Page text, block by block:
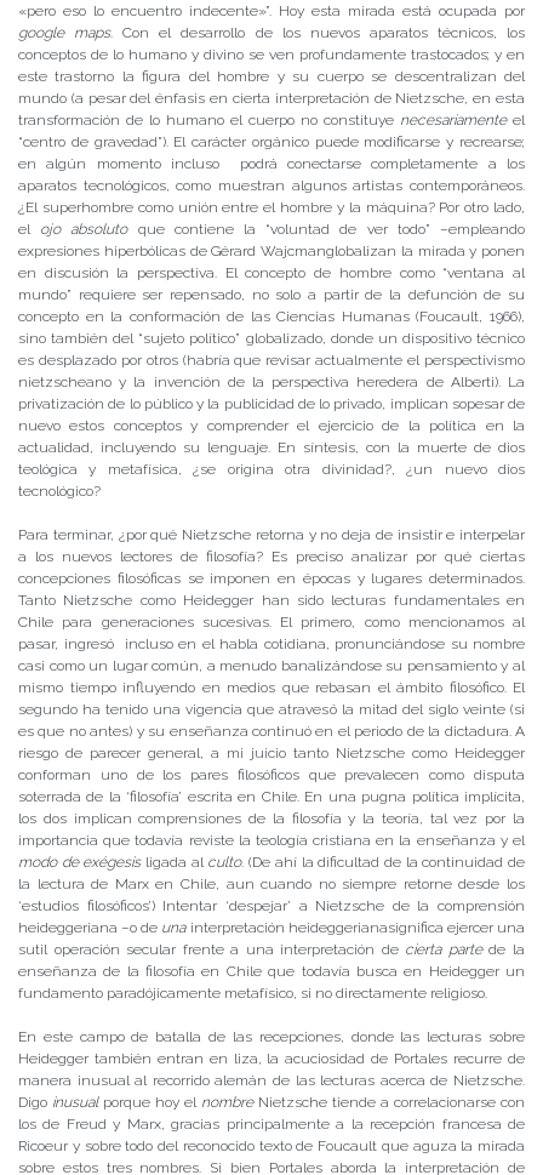
«pero eso lo encuentro indecente»”. Hoy esta mirada está ocupada por
google maps. Con el desarrollo de los nuevos aparatos técnicos, los
conceptos de lo humano y divino se ven profundamente trastocados; y en
este trastorno la figura del hombre y su cuerpo se descentralizan del
mundo (a pesar del énfasis en cierta interpretación de Nietzsche, en esta
transformación de lo humano el cuerpo no constituye necesariamenteel
“centro de gravedad”). El carácter orgánico puede modificarse y recrearse;
en algún momento incluso podrá conectarse completamente a los
aparatos tecnológicos, como muestran algunos artistas contemporáneos.
¿El superhombre como unión entre el hombre y la máquina? Por otro lado,
el ojo absolutoque contiene la “voluntad de ver todo” –empleando
expresiones hiperbólicas de Gérard Wajcmanglobalizan la mirada y ponen
en discusión la perspectiva. El concepto de hombre como “ventana al
mundo” requiere ser repensado, no solo a partir de la defunción de su
concepto en la conformación de las Ciencias Humanas (Foucault, 1966),
sino también del “sujeto político” globalizado, donde un dispositivo técnico
es desplazado por otros (habría que revisar actualmente el perspectivismo
nietzscheano y la invención de la perspectiva heredera de Alberti). La
privatización de lo público y la publicidad de lo privado, implican sopesar de
nuevo estos conceptos y comprender el ejercicio de la política en la
actualidad, incluyendo su lenguaje. En síntesis, con la muerte de dios
teológica y metafísica, ¿se origina otra divinidad?, ¿un nuevo dios
tecnológico?
Para terminar, ¿por qué Nietzsche retorna y no deja de insistir e interpelar
a los nuevos lectores de filosofía? Es preciso analizar por qué ciertas
concepciones filosóficas se imponen en épocas y lugares determinados.
Tanto Nietzsche como Heidegger han sido lecturas fundamentales en
Chile para generaciones sucesivas. El primero, como mencionamos al
pasar, ingresó incluso en el habla cotidiana, pronunciándose su nombre
casi como un lugar común, a menudo banalizándose su pensamiento y al
mismo tiempo influyendo en medios que rebasan el ámbito filosófico. El
segundo ha tenido una vigencia que atravesó la mitad del siglo veinte (si
es que no antes) y su enseñanza continuó en el periodo de la dictadura. A
riesgo de parecer general, a mi juicio tanto Nietzsche como Heidegger
conforman uno de los pares filosóficos que prevalecen como disputa
soterrada de la ‘filosofía’ escrita en Chile. En una pugna política implícita,
los dos implican comprensiones de la filosofía y la teoría, tal vez por la
importancia que todavía reviste la teología cristiana en la enseñanza y el
modo de exégesisligada al culto. (De ahí la dificultad de la continuidad de
la lectura de Marx en Chile, aun cuando no siempre retorne desde los
‘estudios filosóficos’) Intentar ‘despejar’ a Nietzsche de la comprensión
heideggeriana –o de unainterpretación heideggerianasignifica ejercer una
sutil operación secular frente a una interpretación de cierta partede la
enseñanza de la filosofía en Chile que todavía busca en Heidegger un
fundamento paradójicamente metafísico, si no directamente religioso.
En este campo de batalla de las recepciones, donde las lecturas sobre
Heidegger también entran en liza, la acuciosidad de Portales recurre de
manera inusual al recorrido alemán de las lecturas acerca de Nietzsche.
Digo inusualporque hoy el nombreNietzsche tiende a correlacionarse con
los de Freud y Marx, gracias principalmente a la recepción francesa de
Ricoeur y sobre todo del reconocido texto de Foucault que aguza la mirada
sobre estos tres nombres. Si bien Portales aborda la interpretación de